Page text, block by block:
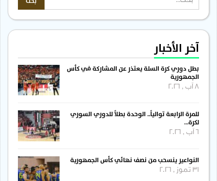
آخر الأخبار
بطل دوري كرة السلة يعتذر عن المشاركة في كأس
الجمهورية
للمرة الرابعة توالياً.. الوحدة بطلاً للدوري السوري
لكرة…
النواعير ينسحب من نصف نهائي كأس الجمهورية
31 تموز , 2026